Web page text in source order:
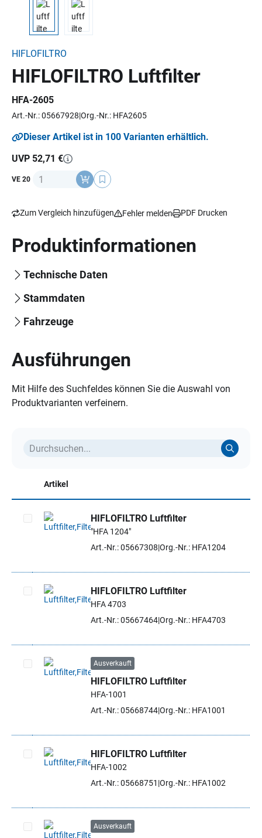
HIFLOFILTRO
HIFLOFILTRO Luftfilter
HFA-2605
Art.-Nr.: 05667928 Org.-Nr.: HFA2605
Dieser Artikel ist in 100 Varianten erhältlich.
UVP 52,71 €
VE 20 Anzahl
Zum Vergleich hinzufügen Fehler melden PDF Drucken
Produktinformationen
Technische Daten
Stammdaten
Fahrzeuge
Ausführungen
Mit Hilfe des Suchfeldes können Sie die Auswahl von
Produktvarianten verfeinern.
Artikel
Artikel auswählen
HIFLOFILTRO Luftfilter
"HFA 1204"
Art.-Nr.: 05667308 Org.-Nr.: HFA1204
Artikel auswählen
HIFLOFILTRO Luftfilter
HFA 4703
Art.-Nr.: 05667464Org.-Nr.: HFA4703
Artikel auswählen
Ausverkauft
HIFLOFILTRO Luftfilter
HFA-1001
Art.-Nr.: 05668744Org.-Nr.: HFA1001
Artikel auswählen
HIFLOFILTRO Luftfilter
HFA-1002
Art.-Nr.: 05668751 Org.-Nr.: HFA1002
Ausverkauft